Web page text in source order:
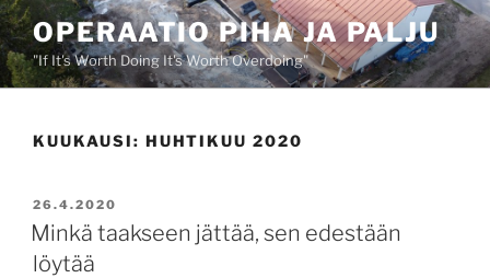
Siirry
sisältöönOPERAATIO PIHA JA PALJU
"If It's Worth Doing It's Worth Overdoing"
KUUKAUSI: HUHTIKUU 2020
JULKAISTU
26.4.2020
Minkä taakseen jättää, sen edestään
löytää